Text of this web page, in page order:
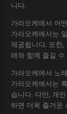
니다.
가라오케에서 어
가라오케에서는
제공됩니다. 또한
래와 함께 즐길
가라오케에서 노
가라오케에서는
습니다. 다만, 개
하면 더욱 즐거운